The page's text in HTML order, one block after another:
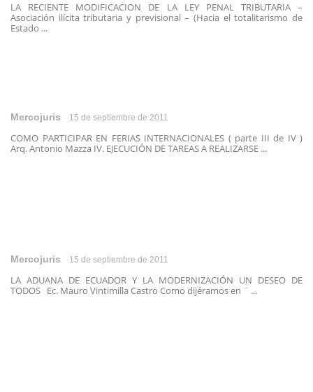
LA RECIENTE MODIFICACION DE LA LEY PENAL TRIBUTARIA –
Asociación ilícita tributaria y previsional – (Hacia el totalitarismo de
Estado ...
Mercojuris 15 de septiembre de 2011
COMO PARTICIPAR EN FERIAS INTERNACIONALES ( parte III de IV )
Arq. Antonio Mazza IV. EJECUCIÓN DE TAREAS A REALIZARSE ...
Mercojuris 15 de septiembre de 2011
LA ADUANA DE ECUADOR Y LA MODERNIZACIÓN UN DESEO DE
TODOS Ec. Mauro Vintimilla Castro Como dijéramos en ¨ ...